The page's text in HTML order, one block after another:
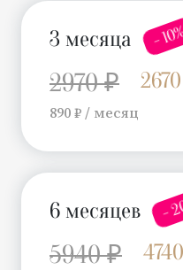
3 месяца -
2970 ₽
890 ₽ / месяц
6 месяцев -
5940 ₽